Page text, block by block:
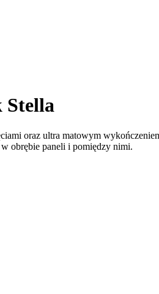
Stella
oraz ultra matowym
obrębie paneli i pomiędzy nimi.